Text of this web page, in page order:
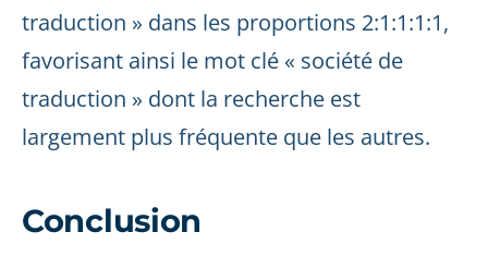
traduction » dans les proportions 2:1:1:1:1,
favorisant ainsi le mot clé « société de
traduction » dont la recherche est
largement plus fréquente que les autres.
Conclusion